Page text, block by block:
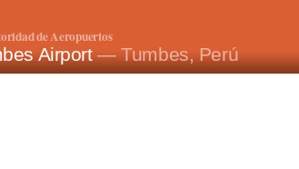
de Aeropuertos
Airport— Tumbes, Perú